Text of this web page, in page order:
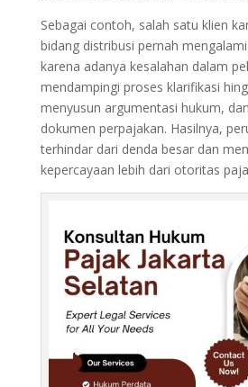
Sebagai contoh, salah satu klien
bidang distribusi pernah
karena adanya kesalahan dalam
mendampingi proses klarifikasi
menyusun argumentasi hukum,
dokumen perpajakan. Hasilnya,
terhindar dari denda besar dan
kepercayaan lebih dari otoritas